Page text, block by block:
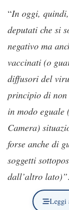
“In oggi,
deputati che si
negativo ma
vaccinati (o
diffusori del
principio di non
in modo eguale
Camera)
forse anche di
soggetti
dall’altro lato)”.
Leggi